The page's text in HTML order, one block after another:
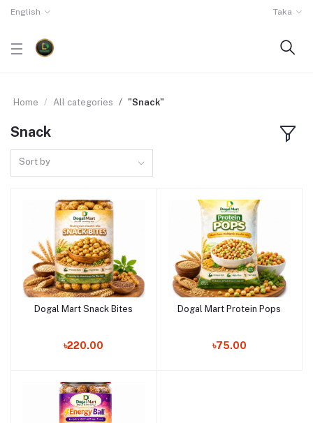
English Taka
Home All categories "Snack"
Snack
Sort by
Add to cart
Dogal Mart Snack Bites
৳220.00
Add to cart
Dogal Mart Protein Pops
৳75.00